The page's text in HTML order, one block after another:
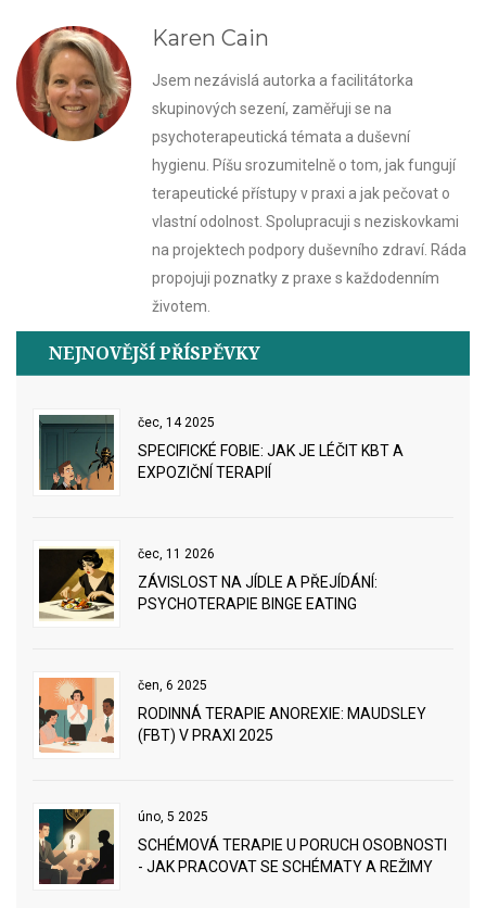
Karen Cain
Jsem nezávislá autorka a facilitátorka
skupinových sezení, zaměřuji se na
psychoterapeutická témata a duševní
hygienu. Píšu srozumitelně o tom, jak fungují
terapeutické přístupy v praxi a jak pečovat o
vlastní odolnost. Spolupracuji s neziskovkami
na projektech podpory duševního zdraví. Ráda
propojuji poznatky z praxe s každodenním
životem.
NEJNOVĚJŠÍ PŘÍSPĚVKY
čec, 14 2025
SPECIFICKÉ FOBIE: JAK JE LÉČIT KBT A
EXPOZIČNÍ TERAPIÍ
čec, 11 2026
ZÁVISLOST NA JÍDLE A PŘEJÍDÁNÍ:
PSYCHOTERAPIE BINGE EATING
čen, 6 2025
RODINNÁ TERAPIE ANOREXIE: MAUDSLEY
(FBT) V PRAXI 2025
úno, 5 2025
SCHÉMOVÁ TERAPIE U PORUCH OSOBNOSTI
- JAK PRACOVAT SE SCHÉMATY A REŽIMY